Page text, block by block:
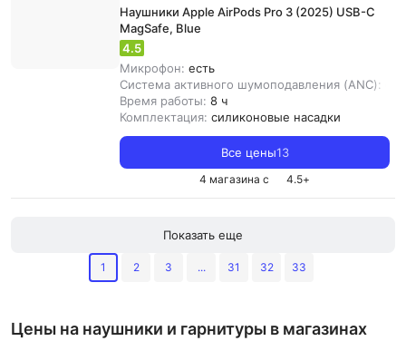
Наушники Apple AirPods Pro 3 (2025) USB-C
MagSafe, Blue
4.5
Микрофон: есть
Система активного шумоподавления (ANC):
Время работы: 8 ч
Комплектация: силиконовые насадки
Все цены13
4 магазина с 4.5+
Показать еще
1 2 3 ... 31 32 33
Цены на наушники и гарнитуры в магазинах